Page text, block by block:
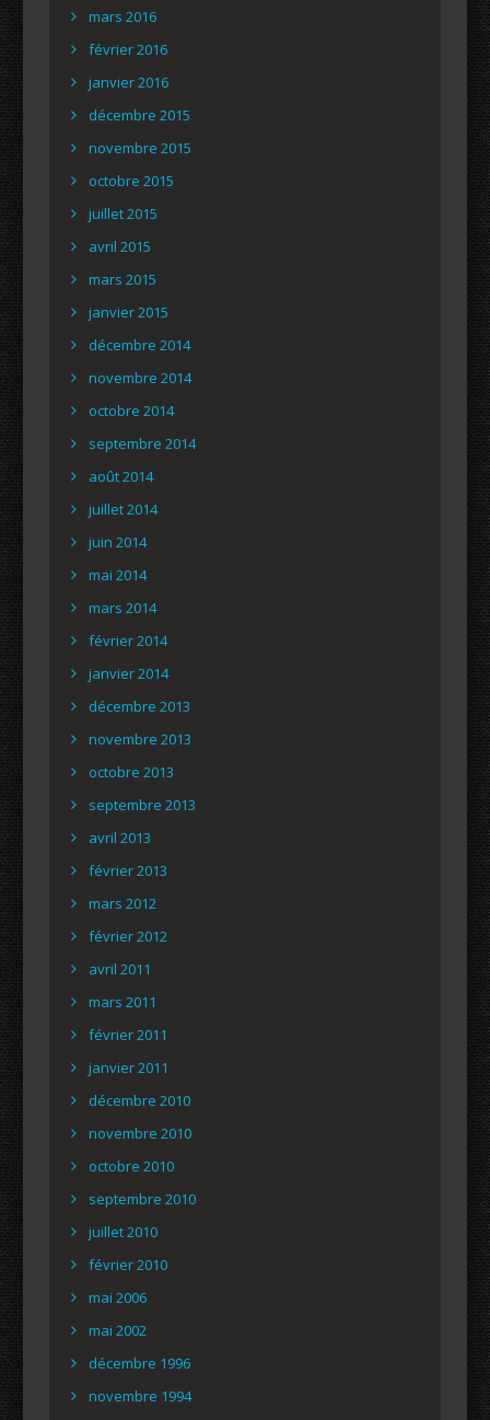
mars 2016
février 2016
janvier 2016
décembre 2015
novembre 2015
octobre 2015
juillet 2015
avril 2015
mars 2015
janvier 2015
décembre 2014
novembre 2014
octobre 2014
septembre 2014
août 2014
juillet 2014
juin 2014
mai 2014
mars 2014
février 2014
janvier 2014
décembre 2013
novembre 2013
octobre 2013
septembre 2013
avril 2013
février 2013
mars 2012
février 2012
avril 2011
mars 2011
février 2011
janvier 2011
décembre 2010
novembre 2010
octobre 2010
septembre 2010
juillet 2010
février 2010
mai 2006
mai 2002
décembre 1996
novembre 1994